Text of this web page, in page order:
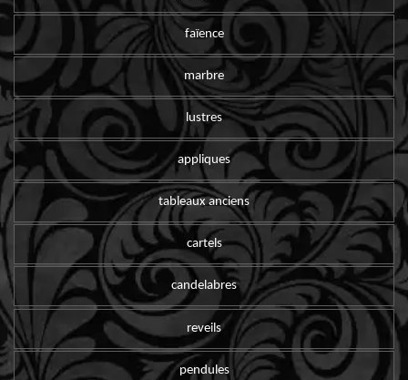
faïence
marbre
lustres
appliques
tableaux anciens
cartels
candelabres
reveils
pendules